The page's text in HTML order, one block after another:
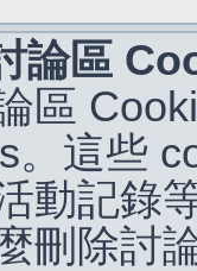
論區
區
。這些
動記錄
刪除討